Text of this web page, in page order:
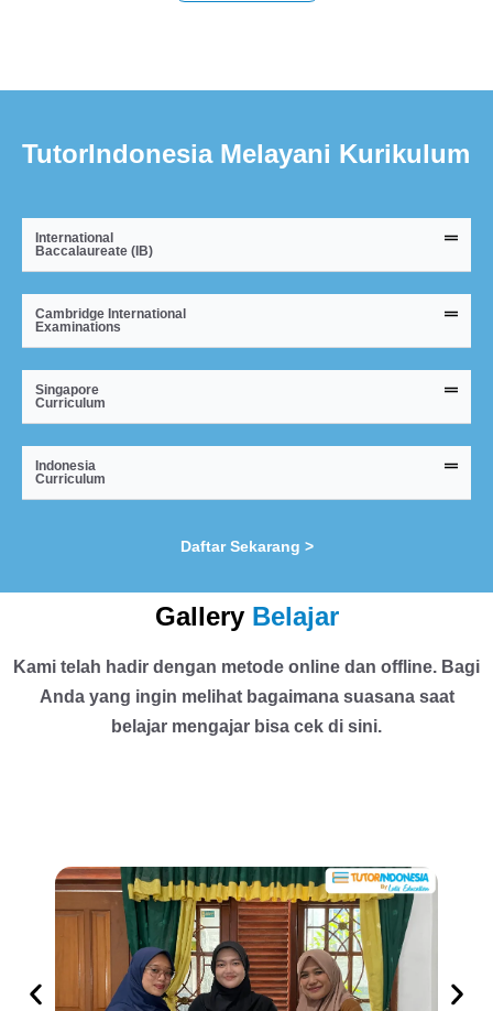
TutorIndonesia Melayani Kurikulum
International
Baccalaureate (IB)
Cambridge International
Examinations
Singapore
Curriculum
Indonesia
Curriculum
Daftar Sekarang >
Gallery Belajar
Kami telah hadir dengan metode online dan offline. Bagi
Anda yang ingin melihat bagaimana suasana saat
belajar mengajar bisa cek di sini.